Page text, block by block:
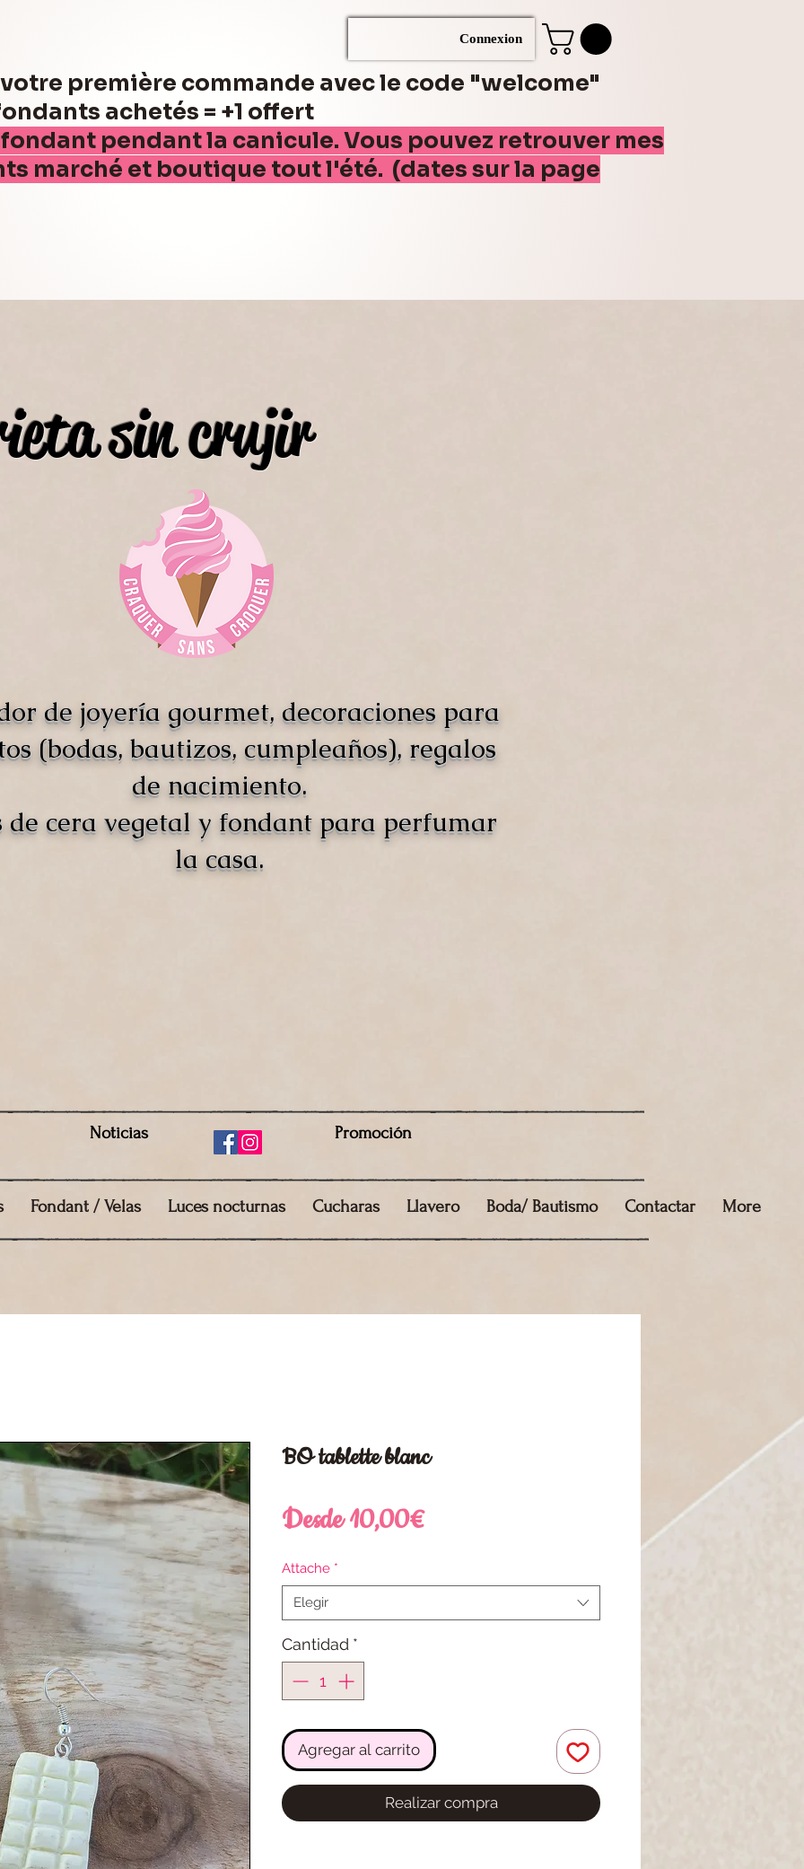
Connexion
première commande avec le code "welcome"
achetés = +1 offert
pendant la canicule. Vous pouvez retrouver mes
marché et boutique tout l'été. (dates sur la page
sin crujir
de joyería gourmet, decoraciones para
(bodas, bautizos, cumpleaños), regalos
de nacimiento.
de cera vegetal y fondant para perfumar
la casa.
Noticias Promoción
Fondant / Velas Luces nocturnas Cucharas Llavero Boda/ Bautismo Contactar More
BO tablette blanc
Desde10,00€Precio
Attache *
Elegir
Cantidad *
Agregar al carrito
Realizar compra